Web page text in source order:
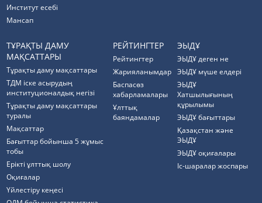
Институт есебі
Мансап
ТҰРАҚТЫ ДАМУ
МАҚСАТТАРЫ
Тұрақты даму мақсаттары
ТДМ іске асырудың
институционалдық негізі
Тұрақты даму мақсаттары
туралы
Мақсаттар
Бағыттар бойынша 5 жұмыс
тобы
Ерікті ұлттық шолу
Оқиғалар
Үйлестіру кеңесі
РЕЙТИНГТЕР
Рейтингтер
Жарияланымдар
Баспасөз
хабарламалары
Ұлттық
баяндамалар
ЭЫДҰ
ЭЫДҰ деген не
ЭЫДҰ мүше елдері
ЭЫДҰ
Хатшылығының
құрылымы
ЭЫДҰ бағыттары
Қазақстан және
ЭЫДҰ
ЭЫДҰ оқиғалары
Іс-шаралар жоспары